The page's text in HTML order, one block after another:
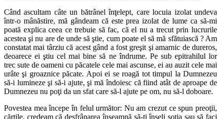
Când ascultam câte un bătrânel înţelept, care locuia izolat undeva
într-o mânăstire, mă gândeam că este prea izolat de lume ca să-mi
poată explica ceea ce trebuie să fac, că el nu a trecut prin lucrurile
acestea şi nu are de unde să ştie, cum poate el să mă sfătuiască ? Am
constatat mai târziu că acest gând a fost greşit şi amarnic de dureros,
deoarece ei ştiu cel mai bine să ne îndrume. Pe sub epitrahilul lor
trec sute de oameni cu păcatele cele mai ascunse, ei au auzit cele mai
urâte şi groaznice păcate. Apoi ei se roagă tot timpul la Dumnezeu
să-i lumineze şi să-i ajute, şi mă îndoiesc că fiind atât de aproape de
Dumnezeu nu poţi da un sfat care să-l ajute pe om, nu să-l doboare.
Povestea mea începe în felul următor: Nu am crezut ce spun preoţii,
cărţile, credeam că desfrânarea înseamnă să-ţi înşeli soţia sau să faci